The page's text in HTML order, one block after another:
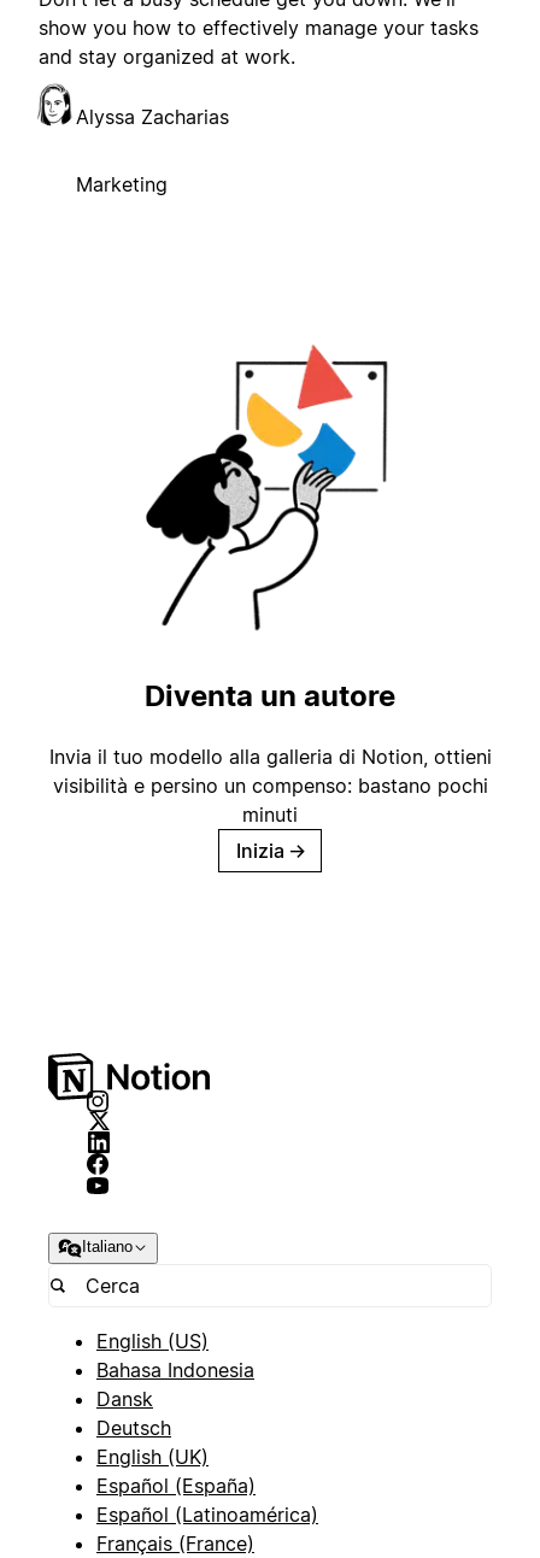
show you how to effectively manage your tasks
and stay organized at work.
Alyssa Zacharias
Marketing
Diventa un autore
Invia il tuo modello alla galleria di Notion, ottieni
visibilità e persino un compenso: bastano pochi
minuti
Inizia →
Italiano
English (US)
Bahasa Indonesia
Dansk
Deutsch
English (UK)
Español (España)
Español (Latinoamérica)
Français (France)